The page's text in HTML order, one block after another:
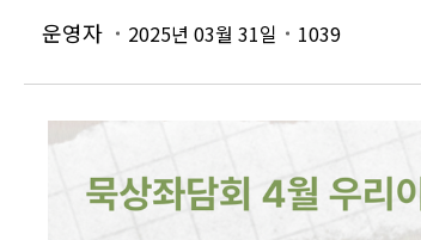
운영자 2025년 03월 31일 1039